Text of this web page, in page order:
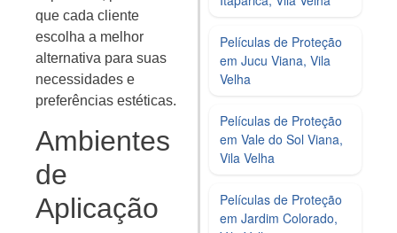
que cada cliente
escolha a melhor
alternativa para suas
necessidades e
preferências estéticas.
Ambientes
de
Aplicação
Películas de Proteção
em Jucu Viana, Vila
Velha
Películas de Proteção
em Vale do Sol Viana,
Vila Velha
Películas de Proteção
em Jardim Colorado,